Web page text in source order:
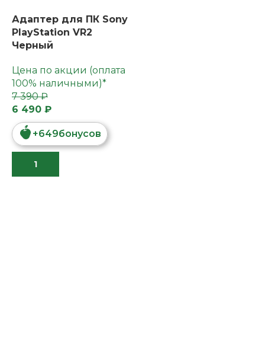
Адаптер для ПК Sony
PlayStation VR2
Черный
Цена по акции (оплата
100% наличными)*
6 490 ₽
+649бонусов
7 390 ₽